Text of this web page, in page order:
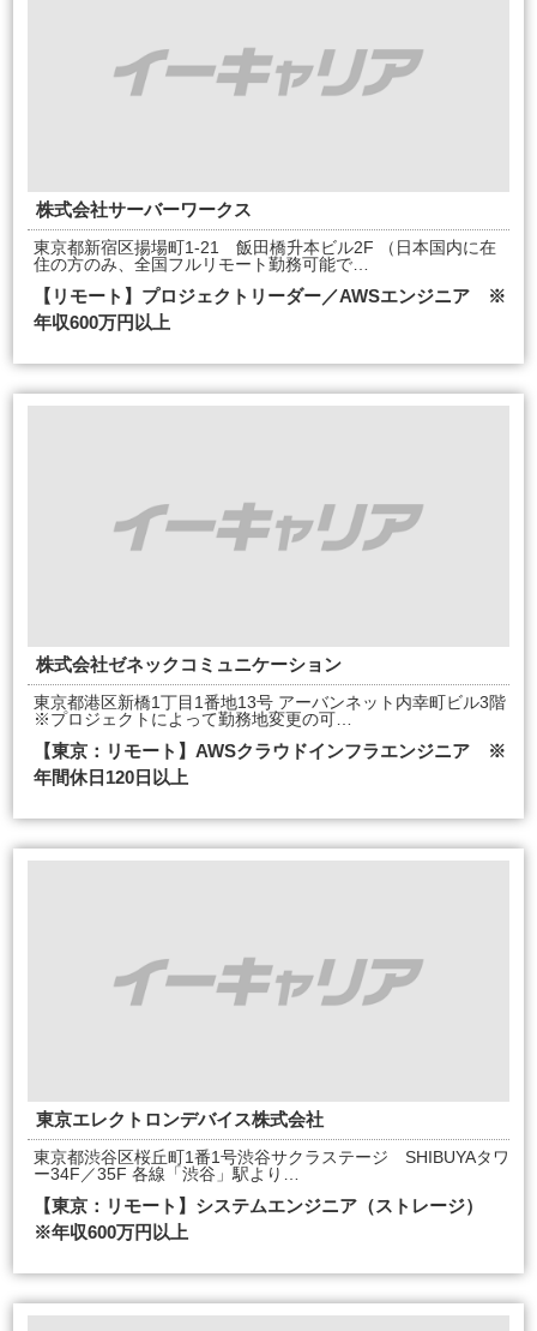
株式会社サーバーワークス
東京都新宿区揚場町1-21 飯田橋升本ビル2F （日本国内に在
住の方のみ、全国フルリモート勤務可能で…
【リモート】プロジェクトリーダー／AWSエンジニア ※
年収600万円以上
株式会社ゼネックコミュニケーション
東京都港区新橋1丁目1番地13号 アーバンネット内幸町ビル3階
※プロジェクトによって勤務地変更の可…
【東京：リモート】AWSクラウドインフラエンジニア ※
年間休日120日以上
東京エレクトロンデバイス株式会社
東京都渋谷区桜丘町1番1号渋谷サクラステージ SHIBUYAタワ
ー34F／35F 各線「渋谷」駅より…
【東京：リモート】システムエンジニア（ストレージ）
※年収600万円以上